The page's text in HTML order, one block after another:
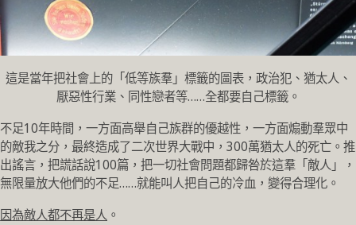
這是當年把社會上的「低等族羣」標籤的圖表，政治犯、猶太人、
厭惡性行業、同性戀者等……全都要自己標籤。
不足10年時間，一方面高舉自己族群的優越性，一方面煽動羣眾中
的敵我之分，最終造成了二次世界大戰中，300萬猶太人的死亡。推
出謠言，把謊話說100篇，把一切社會問題都歸咎於這羣「敵人」，
無限量放大他們的不足……就能叫人把自己的冷血，變得合理化。
因為敵人都不再是人 。